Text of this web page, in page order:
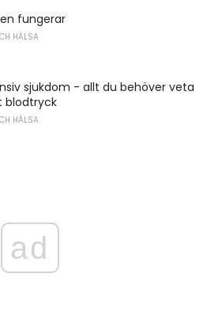
fungerar
HÄLSA
sjukdom - allt du behöver veta
blodtryck
HÄLSA
ad